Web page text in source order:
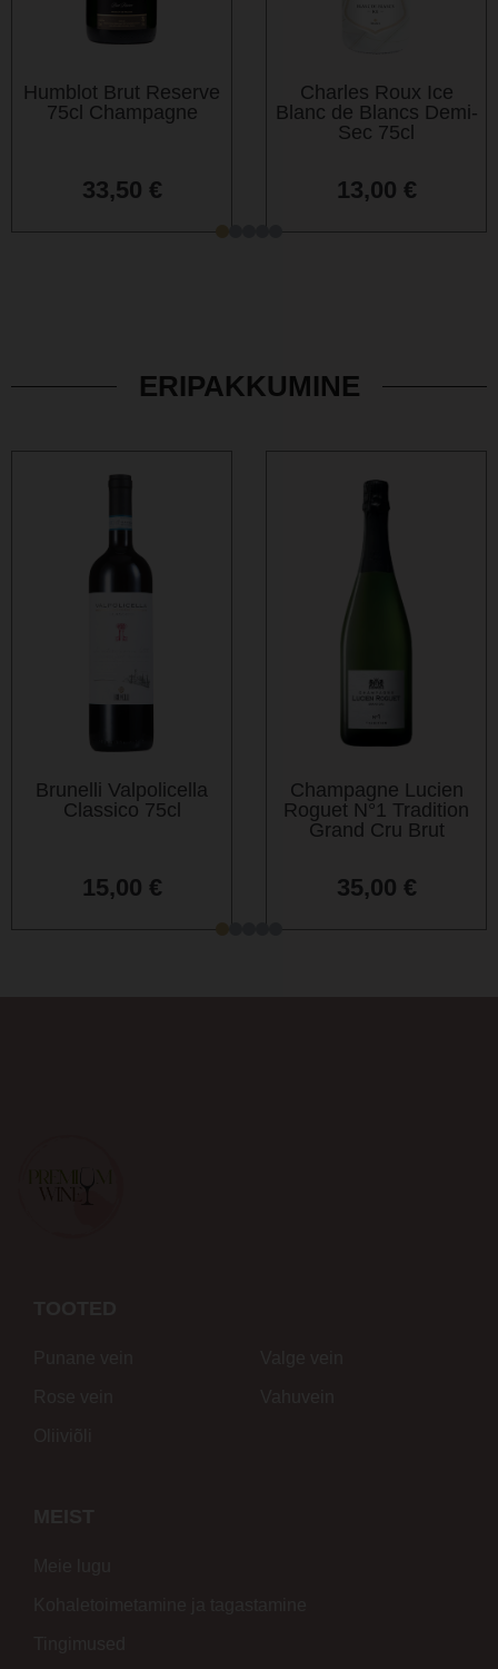
Humblot Brut Reserve
75cl Champagne
33,50 €
Charles Roux Ice
Blanc de Blancs Demi-
Sec 75cl
13,00 €
ERIPAKKUMINE
Brunelli Valpolicella
Classico 75cl
15,00 €
Champagne Lucien
Roguet N°1 Tradition
Grand Cru Brut
35,00 €